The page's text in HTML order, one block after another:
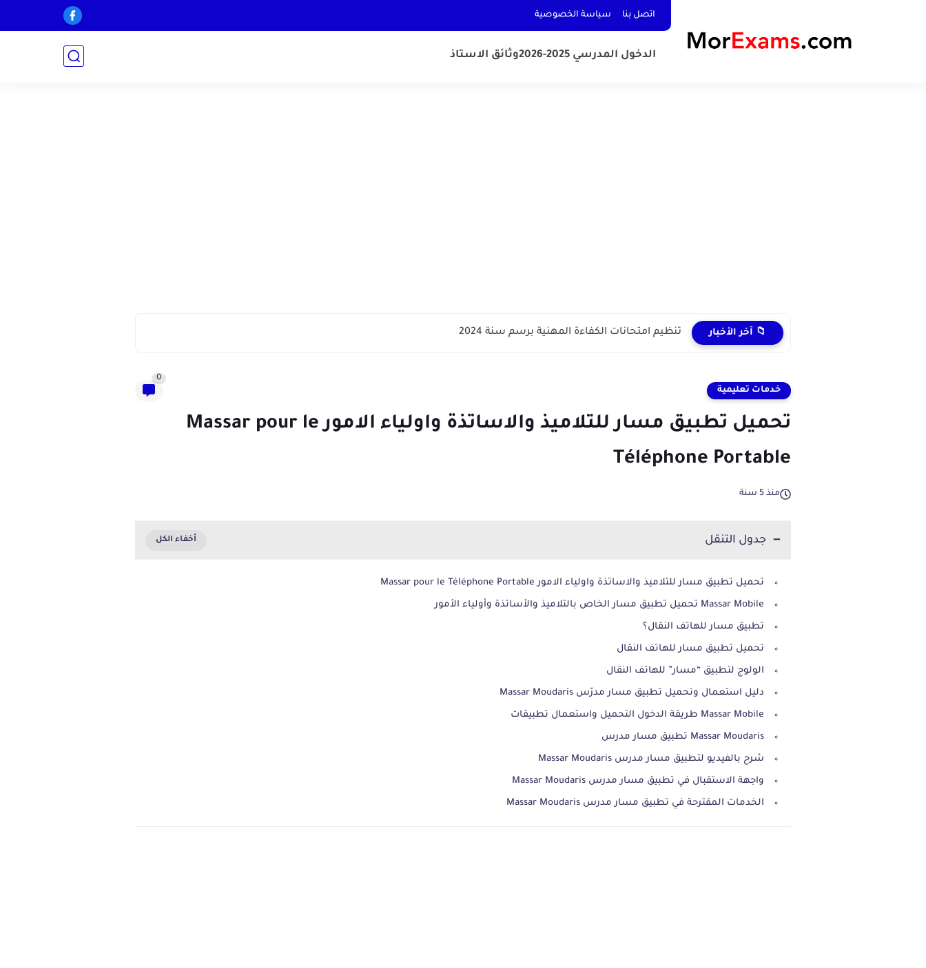
اتصل بنا سياسة الخصوصية
الدخول المدرسي 2025-2026 وثائق الاستاذ
📁 آخر الأخبار تنظيم امتحانات الكفاءة المهنية برسم سنة 2024
خدمات تعليمية
0
تحميل تطبيق مسار للتلاميذ والاساتذة واولياء الامور Massar pour le
Téléphone Portable
منذ 5 سنة
جدول التنقل
تحميل تطبيق مسار للتلاميذ والاساتذة واولياء الامور Massar pour le Téléphone Portable
Massar Mobile تحميل تطبيق مسار الخاص بالتلاميذ والأساتذة وأولياء الأمور
تطبيق مسار للهاتف النقال؟
تحميل تطبيق مسار للهاتف النقال
الولوج لتطبيق “مسار” للهاتف النقال
دليل استعمال وتحميل تطبيق مسار مدرّس Massar Moudaris
Massar Mobile طريقة الدخول التحميل واستعمال تطبيقات
Massar Moudaris تطبيق مسار مدرس
شرح بالفيديو لتطبيق مسار مدرس Massar Moudaris
واجهة الاستقبال في تطبيق مسار مدرس Massar Moudaris
الخدمات المقترحة في تطبيق مسار مدرس Massar Moudaris